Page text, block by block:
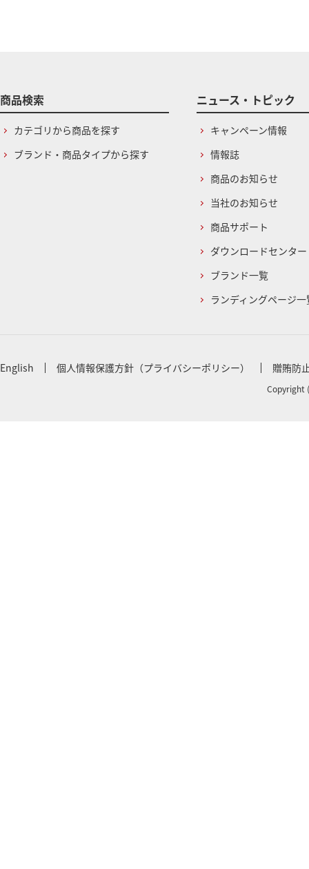
商品検索
カテゴリから商品を探す
ブランド・商品タイプから探す
ニュース・トピック
キャンペーン情報
情報誌
商品のお知らせ
当社のお知らせ
商品サポート
ダウンロードセンター
ブランド一覧
ランディングページ一
English 個人情報保護方針（プライバシーポリシー） 贈賄防
Copyright